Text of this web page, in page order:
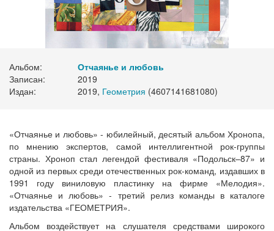
Альбом:
Отчаянье и любовь
Записан:
2019
Издан:
2019, Геометрия (4607141681080)
«Отчаянье и любовь» - юбилейный, десятый альбом Хронопа,
по мнению экспертов, самой интеллигентной рок-группы
страны. Хроноп стал легендой фестиваля «Подольск–87» и
одной из первых среди отечественных рок-команд, издавших в
1991 году виниловую пластинку на фирме «Мелодия».
«Отчаянье и любовь» - третий релиз команды в каталоге
издательства «ГЕОМЕТРИЯ».
Альбом воздействует на слушателя средствами широкого